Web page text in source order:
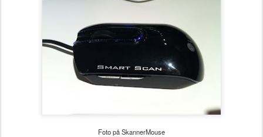
Foto på SkannerMouse